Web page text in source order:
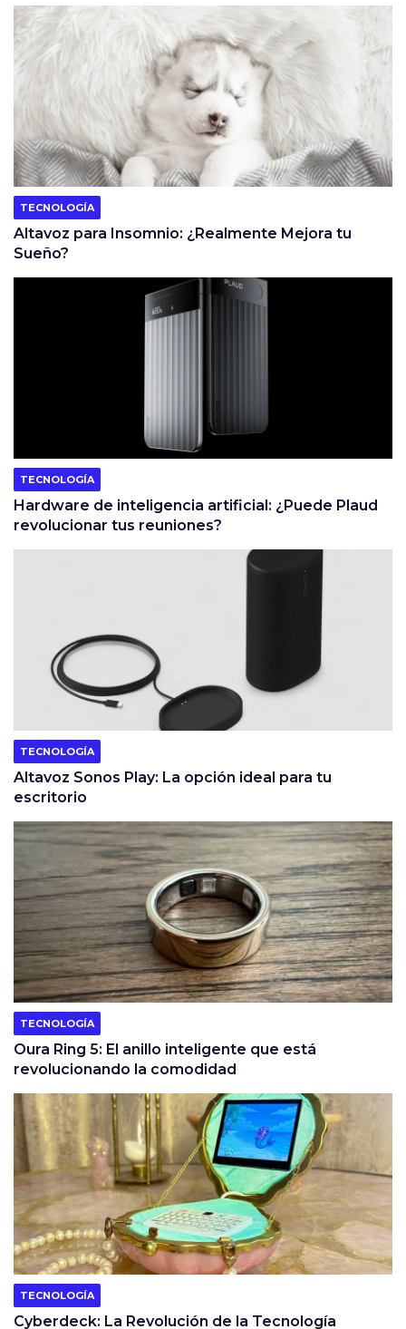
TECNOLOGÍA
Altavoz para Insomnio: ¿Realmente Mejora tu
Sueño?
TECNOLOGÍA
Hardware de inteligencia artificial: ¿Puede Plaud
revolucionar tus reuniones?
TECNOLOGÍA
Altavoz Sonos Play: La opción ideal para tu
escritorio
TECNOLOGÍA
Oura Ring 5: El anillo inteligente que está
revolucionando la comodidad
TECNOLOGÍA
Cyberdeck: La Revolución de la Tecnología